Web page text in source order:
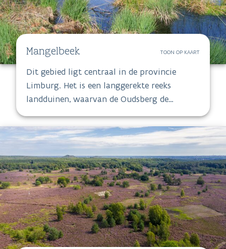
Mangelbeek TOON OP KAART
Dit gebied ligt centraal in de provincie
Limburg. Het is een langgerekte reeks
landduinen, waarvan de Oudsberg de
Houthalen-Helchteren is door de vennen,
venige heide, gentiaanblauwtje, gevlekte
witsnuitlibel en grauwe kiekendief een
bijzonder heidegebied.